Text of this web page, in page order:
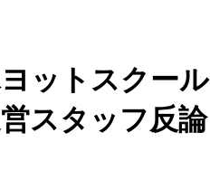
ットスクール
スタッフ反論